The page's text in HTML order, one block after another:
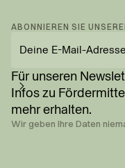
ABONNIEREN SIE
Mail-
eingeben
Für unseren
Infos zu
mehr erhalten.
Wir geben Ihre Daten